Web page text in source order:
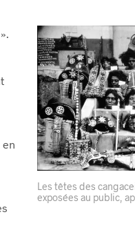
Les têtes des
exposées au public,
en